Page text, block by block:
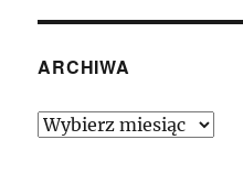
ARCHIWA
Archiwa